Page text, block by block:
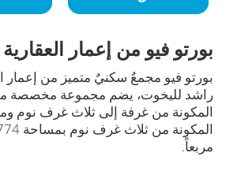
بورتو فيو من إعمار العقارية
بورتو فيو مجمعٌ سكنيٌ متميز من إعمار
راشد لليخوت، يضم مجموعة مخصصة
المكونة من غرفة إلى ثلاث غرف نوم
مربعاً.